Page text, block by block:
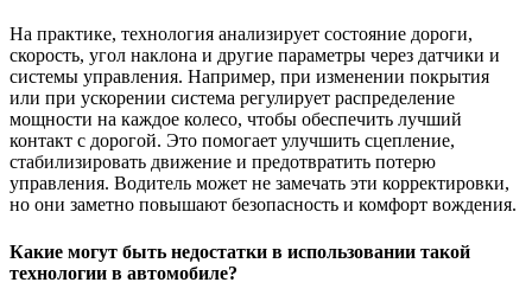
На практике, технология анализирует состояние дороги,
скорость, угол наклона и другие параметры через датчики и
системы управления. Например, при изменении покрытия
или при ускорении система регулирует распределение
мощности на каждое колесо, чтобы обеспечить лучший
контакт с дорогой. Это помогает улучшить сцепление,
стабилизировать движение и предотвратить потерю
управления. Водитель может не замечать эти корректировки,
но они заметно повышают безопасность и комфорт вождения.
Какие могут быть недостатки в использовании такой
технологии в автомобиле?